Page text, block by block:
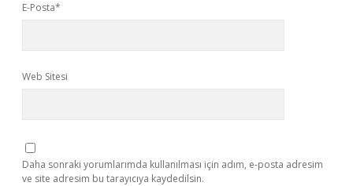
E-Posta*
Web Sitesi
Daha sonraki yorumlarımda kullanılması için adım, e-posta adresim
ve site adresim bu tarayıcıya kaydedilsin.